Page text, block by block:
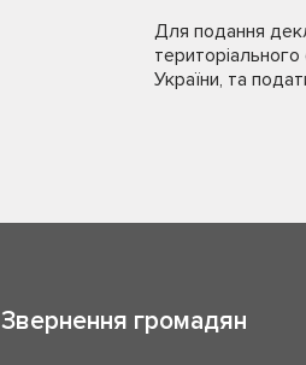
Для подання
України, та
Звернення громадян